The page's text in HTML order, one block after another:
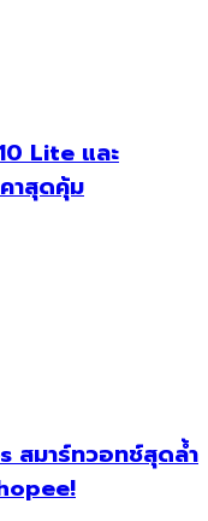
Lite และ
าสุดคุ้ม
สมาร์ทวอทช์สุดล้ำ